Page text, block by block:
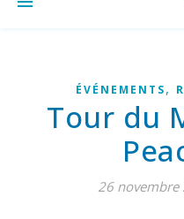
ÉVÉNEMENTS,
Tour du
26 novembre